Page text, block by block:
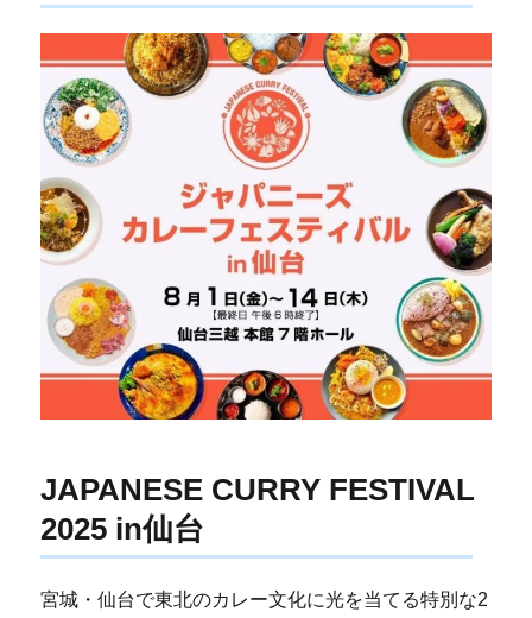
JAPANESE CURRY FESTIVAL
2025 in仙台
宮城・仙台で東北のカレー文化に光を当てる特別な2